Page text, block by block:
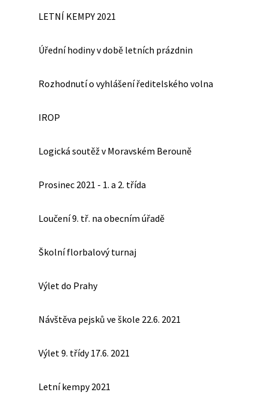
LETNÍ KEMPY 2021
Úřední hodiny v době letních prázdnin
Rozhodnutí o vyhlášení ředitelského volna
IROP
Logická soutěž v Moravském Berouně
Prosinec 2021 - 1. a 2. třída
Loučení 9. tř. na obecním úřadě
Školní florbalový turnaj
Výlet do Prahy
Návštěva pejsků ve škole 22.6. 2021
Výlet 9. třídy 17.6. 2021
Letní kempy 2021